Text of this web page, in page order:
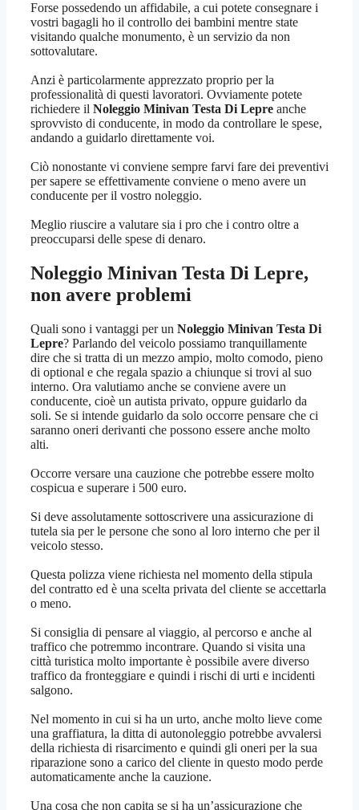
Forse possedendo un affidabile, a cui potete consegnare i
vostri bagagli ho il controllo dei bambini mentre state
visitando qualche monumento, è un servizio da non
sottovalutare.
Anzi è particolarmente apprezzato proprio per la
professionalità di questi lavoratori. Ovviamente potete
richiedere il Noleggio Minivan Testa Di Lepre anche
sprovvisto di conducente, in modo da controllare le spese,
andando a guidarlo direttamente voi.
Ciò nonostante vi conviene sempre farvi fare dei preventivi
per sapere se effettivamente conviene o meno avere un
conducente per il vostro noleggio.
Meglio riuscire a valutare sia i pro che i contro oltre a
preoccuparsi delle spese di denaro.
Noleggio Minivan Testa Di Lepre,
non avere problemi
Quali sono i vantaggi per un Noleggio Minivan Testa Di
Lepre? Parlando del veicolo possiamo tranquillamente
dire che si tratta di un mezzo ampio, molto comodo, pieno
di optional e che regala spazio a chiunque si trovi al suo
interno. Ora valutiamo anche se conviene avere un
conducente, cioè un autista privato, oppure guidarlo da
soli. Se si intende guidarlo da solo occorre pensare che ci
saranno oneri derivanti che possono essere anche molto
alti.
Occorre versare una cauzione che potrebbe essere molto
cospicua e superare i 500 euro.
Si deve assolutamente sottoscrivere una assicurazione di
tutela sia per le persone che sono al loro interno che per il
veicolo stesso.
Questa polizza viene richiesta nel momento della stipula
del contratto ed è una scelta privata del cliente se accettarla
o meno.
Si consiglia di pensare al viaggio, al percorso e anche al
traffico che potremmo incontrare. Quando si visita una
città turistica molto importante è possibile avere diverso
traffico da fronteggiare e quindi i rischi di urti e incidenti
salgono.
Nel momento in cui si ha un urto, anche molto lieve come
una graffiatura, la ditta di autonoleggio potrebbe avvalersi
della richiesta di risarcimento e quindi gli oneri per la sua
riparazione sono a carico del cliente in questo modo perde
automaticamente anche la cauzione.
Una cosa che non capita se si ha un’assicurazione che